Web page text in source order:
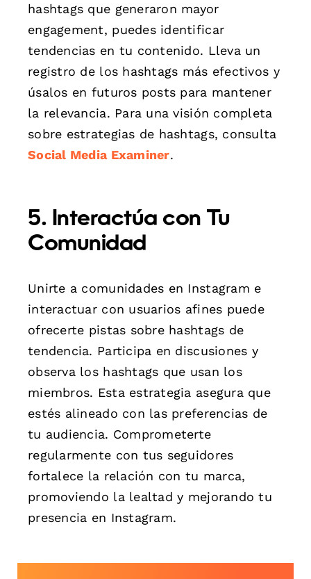
hashtags que generaron mayor
engagement, puedes identificar
tendencias en tu contenido. Lleva un
registro de los hashtags más efectivos y
úsalos en futuros posts para mantener
la relevancia. Para una visión completa
sobre estrategias de hashtags, consulta
Social Media Examiner.
5. Interactúa con Tu
Comunidad
Unirte a comunidades en Instagram e
interactuar con usuarios afines puede
ofrecerte pistas sobre hashtags de
tendencia. Participa en discusiones y
observa los hashtags que usan los
miembros. Esta estrategia asegura que
estés alineado con las preferencias de
tu audiencia. Comprometerte
regularmente con tus seguidores
fortalece la relación con tu marca,
promoviendo la lealtad y mejorando tu
presencia en Instagram.